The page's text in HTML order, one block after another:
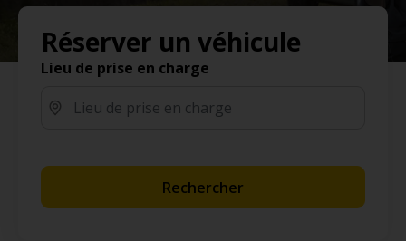
Réserver un véhicule
Lieu de prise en charge
Rechercher